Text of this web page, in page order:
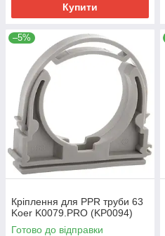
Купити
–5%
Кріплення для PPR труби 63
Koer K0079.PRO (KP0094)
Готово до відправки